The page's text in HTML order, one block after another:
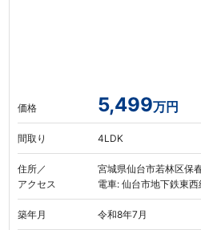
価格 5,499万円
間取り 4LDK
住所／
アクセス
宮城県仙台市若林区保
電車: 仙台市地下鉄東
築年月 令和8年7月